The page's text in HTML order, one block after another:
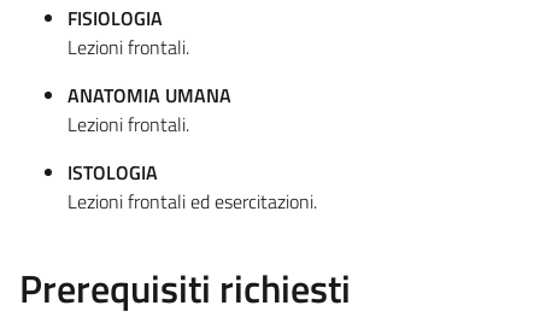
FISIOLOGIA
Lezioni frontali.
ANATOMIA UMANA
Lezioni frontali.
ISTOLOGIA
Lezioni frontali ed esercitazioni.
Prerequisiti richiesti